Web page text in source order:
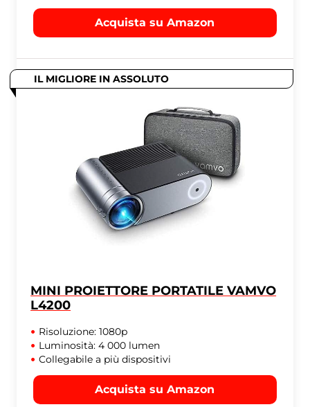
Acquista su Amazon
IL MIGLIORE IN ASSOLUTO
MINI PROIETTORE PORTATILE VAMVO
L4200
Risoluzione: 1080p
Luminosità: 4 000 lumen
Collegabile a più dispositivi
Acquista su Amazon